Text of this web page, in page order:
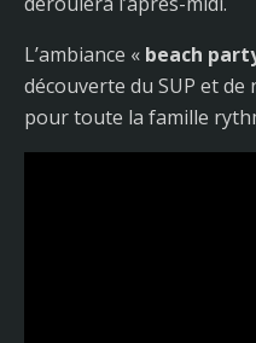
L’ambiance « beach
découverte du SUP et
pour toute la famille